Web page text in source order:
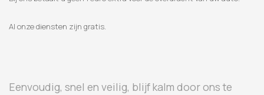
Al onze diensten zijn gratis.
Eenvoudig, snel en veilig, blijf kalm door ons te